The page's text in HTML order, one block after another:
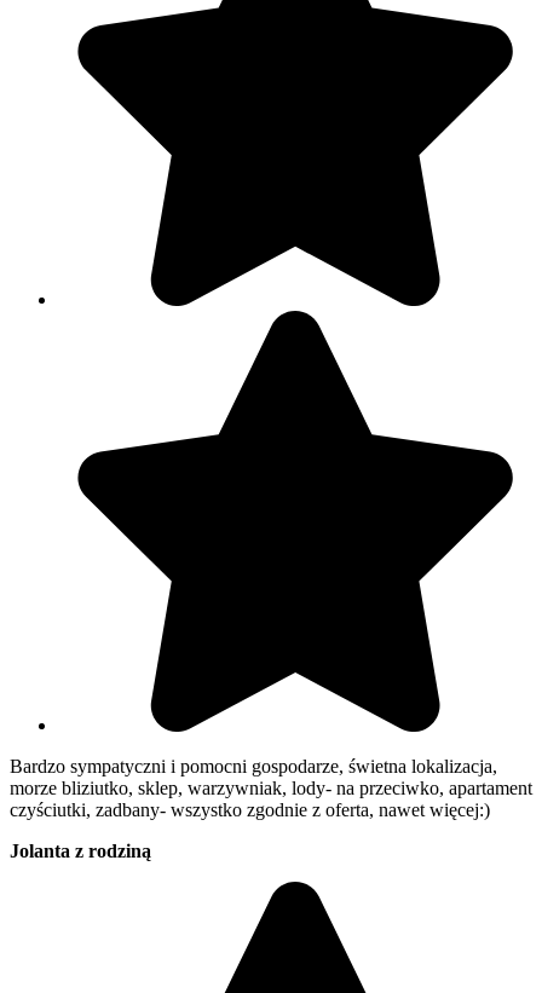
Bardzo sympatyczni i pomocni gospodarze, świetna lokalizacja,
morze bliziutko, sklep, warzywniak, lody- na przeciwko, apartament
czyściutki, zadbany- wszystko zgodnie z oferta, nawet więcej:)
Jolanta z rodziną